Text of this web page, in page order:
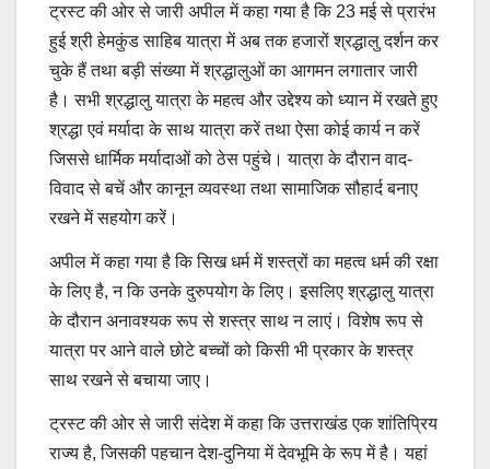
ट्रस्ट की ओर से जारी अपील में कहा गया है कि 23 मई से प्रारंभ
हुई श्री हेमकुंड साहिब यात्रा में अब तक हजारों श्रद्धालु दर्शन कर
चुके हैं तथा बड़ी संख्या में श्रद्धालुओं का आगमन लगातार जारी
है। सभी श्रद्धालु यात्रा के महत्व और उद्देश्य को ध्यान में रखते हुए
श्रद्धा एवं मर्यादा के साथ यात्रा करें तथा ऐसा कोई कार्य न करें
जिससे धार्मिक मर्यादाओं को ठेस पहुंचे। यात्रा के दौरान वाद-
विवाद से बचें और कानून व्यवस्था तथा सामाजिक सौहार्द बनाए
रखने में सहयोग करें।
अपील में कहा गया है कि सिख धर्म में शस्त्रों का महत्व धर्म की रक्षा
के लिए है, न कि उनके दुरुपयोग के लिए। इसलिए श्रद्धालु यात्रा
के दौरान अनावश्यक रूप से शस्त्र साथ न लाएं। विशेष रूप से
यात्रा पर आने वाले छोटे बच्चों को किसी भी प्रकार के शस्त्र
साथ रखने से बचाया जाए।
ट्रस्ट की ओर से जारी संदेश में कहा कि उत्तराखंड एक शांतिप्रिय
राज्य है, जिसकी पहचान देश-दुनिया में देवभूमि के रूप में है। यहां